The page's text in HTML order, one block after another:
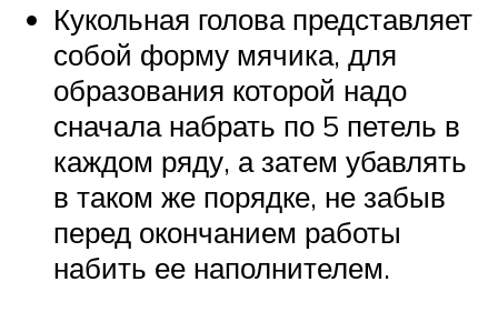
Кукольная голова представляет
собой форму мячика, для
образования которой надо
сначала набрать по 5 петель в
каждом ряду, а затем убавлять
в таком же порядке, не забыв
перед окончанием работы
набить ее наполнителем.